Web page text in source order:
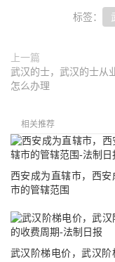
标签：
上一篇
武汉的士，武汉的士从
怎么办理
相关推荐
西安成为直辖市，西安
市的管辖范围
武汉阶梯电价，武汉阶